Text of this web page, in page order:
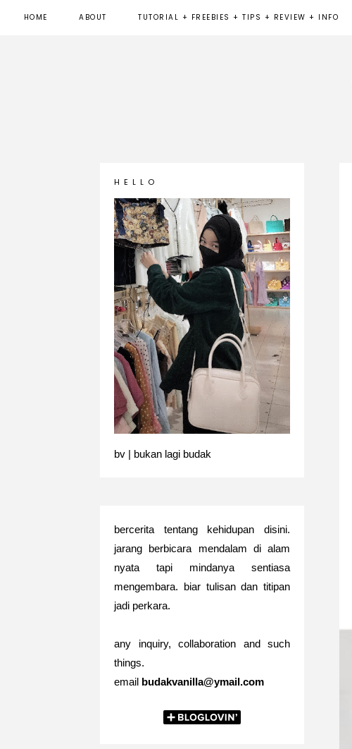
HOME ABOUT TUTORIAL + FREEBIES + TIPS + REVIEW + INFO
H E L L O
bv | bukan lagi budak
bercerita tentang kehidupan disini.
jarang berbicara mendalam di alam
nyata tapi mindanya sentiasa
mengembara. biar tulisan dan titipan
jadi perkara.
any inquiry, collaboration and such
things.
email budakvanilla@ymail.com